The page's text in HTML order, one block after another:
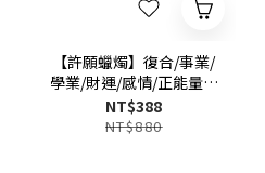
【許願蠟燭】復合/事業/
學業/財運/感情/正能量許
願蠟燭
NT$388
NT$880